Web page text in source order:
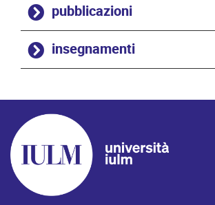
pubblicazioni
insegnamenti